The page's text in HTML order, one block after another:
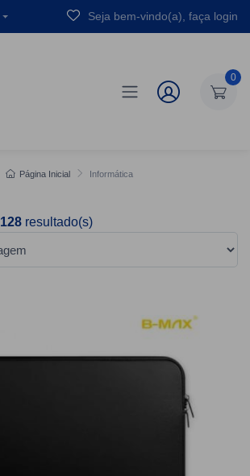
Seja bem-vindo(a), faça login
0
Página Inicial Informática
128 resultado(s)